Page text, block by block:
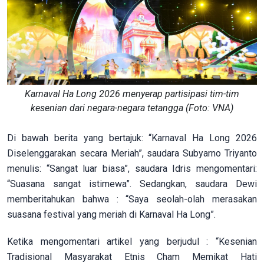
Karnaval Ha Long 2026 menyerap partisipasi tim-tim
kesenian dari negara-negara tetangga (Foto: VNA)
Di bawah berita yang bertajuk: “Karnaval Ha Long 2026
Diselenggarakan secara Meriah”, saudara Subyarno Triyanto
menulis: “Sangat luar biasa”, saudara Idris mengomentari:
“Suasana sangat istimewa”. Sedangkan, saudara Dewi
memberitahukan bahwa : “Saya seolah-olah merasakan
suasana festival yang meriah di Karnaval Ha Long”.
Ketika mengomentari artikel yang berjudul : “Kesenian
Tradisional Masyarakat Etnis Cham Memikat Hati